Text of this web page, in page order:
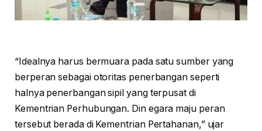
“Idealnya harus bermuara pada satu sumber yang
berperan sebagai otoritas penerbangan seperti
halnya penerbangan sipil yang terpusat di
Kementrian Perhubungan. Din egara maju peran
tersebut berada di Kementrian Pertahanan,” ujar